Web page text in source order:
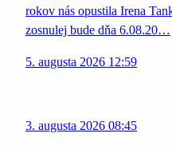
rokov nás opustila Irena
zosnulej bude dňa 6.08.20…
5. augusta 2026 12:59
3. augusta 2026 08:45